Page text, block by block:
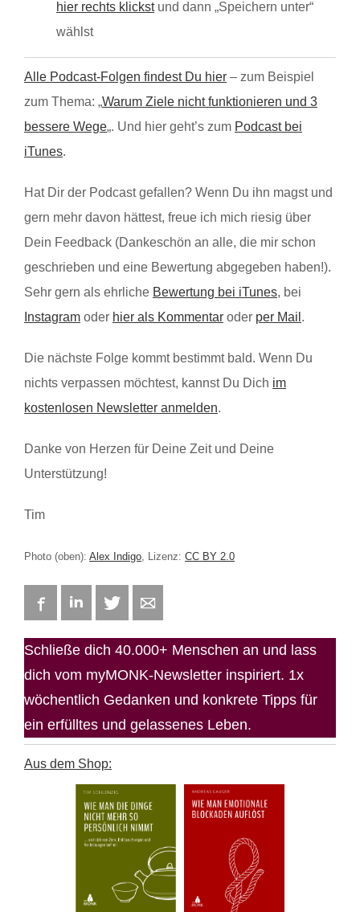
hier rechts klickstund dann „Speichern unter“
wählst
Alle Podcast-Folgen findest Du hier – zum Beispiel
zum Thema: „Warum Ziele nicht funktionieren und 3
bessere Wege„. Und hier geht’s zum Podcast bei
iTunes.
Hat Dir der Podcast gefallen? Wenn Du ihn magst und
gern mehr davon hättest, freue ich mich riesig über
Dein Feedback (Dankeschön an alle, die mir schon
geschrieben und eine Bewertung abgegeben haben!).
Sehr gern als ehrliche Bewertung bei iTunes, bei
Instagram oder hier als Kommentar oder per Mail .
Die nächste Folge kommt bestimmt bald. Wenn Du
nichts verpassen möchtest, kannst Du Dich im
kostenlosen Newsletter anmelden.
Danke von Herzen für Deine Zeit und Deine
Unterstützung!
Tim
Photo (oben): Alex Indigo, Lizenz: CC BY 2.0
FacebookLinkedIn Twitter
Schließe dich 40.000+ Menschen an und lass
dich vom myMONK-Newsletter inspiriert. 1x
wöchentlich Gedanken und konkrete Tipps für
ein erfülltes und gelassenes Leben.
Aus dem Shop: